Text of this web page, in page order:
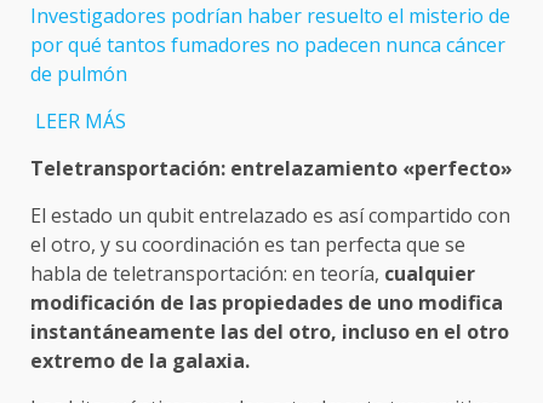
Investigadores podrían haber resuelto el misterio de
por qué tantos fumadores no padecen nunca cáncer
de pulmón
LEER MÁS
Teletransportación: entrelazamiento «perfecto»
El estado un qubit entrelazado es así compartido con
el otro, y su coordinación es tan perfecta que se
habla de teletransportación: en teoría, cualquier
modificación de las propiedades de uno modifica
instantáneamente las del otro, incluso en el otro
extremo de la galaxia.